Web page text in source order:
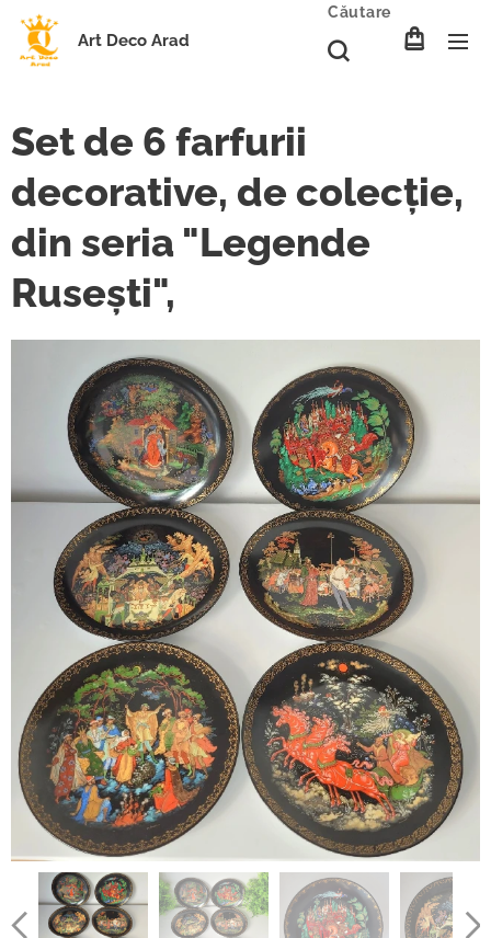
Art Deco Arad
Căutare
Set de 6 farfurii
decorative, de colecție,
din seria "Legende
Rusești",